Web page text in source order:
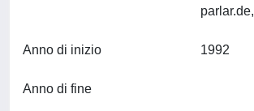
Anno di inizio
Anno di fine